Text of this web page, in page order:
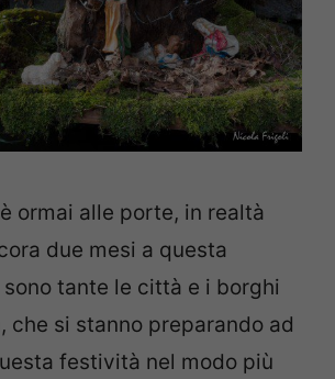
è ormai alle porte, in realtà
due mesi a questa
tante le città e i borghi
che si stanno preparando ad
festività nel modo più